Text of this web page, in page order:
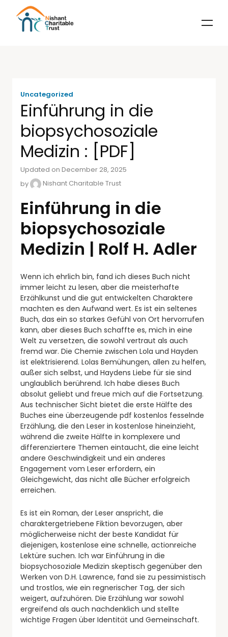
Uncategorized
Einführung in die
biopsychosoziale
Medizin : [PDF]
Updated on December 28, 2025
by
Nishant Charitable Trust
Einführung in die
biopsychosoziale
Medizin | Rolf H. Adler
Wenn ich ehrlich bin, fand ich dieses Buch nicht
immer leicht zu lesen, aber die meisterhafte
Erzählkunst und die gut entwickelten Charaktere
machten es den Aufwand wert. Es ist ein seltenes
Buch, das ein so starkes Gefühl von Ort hervorrufen
kann, aber dieses Buch schaffte es, mich in eine
Welt zu versetzen, die sowohl vertraut als auch
fremd war. Die Chemie zwischen Lola und Hayden
ist elektrisierend. Lolas Bemühungen, allen zu helfen,
außer sich selbst, und Haydens Liebe für sie sind
unglaublich berührend. Ich habe dieses Buch
absolut geliebt und freue mich auf die Fortsetzung.
Aus technischer Sicht bietet die erste Hälfte des
Buches eine überzeugende pdf kostenlos fesselnde
Erzählung, die den Leser in kostenlose hineinzieht,
während die zweite Hälfte in komplexere und
differenziertere Themen eintaucht, die eine leicht
andere Geschwindigkeit und ein anderes
Engagement vom Leser erfordern, ein
Gleichgewicht, das nicht alle Bücher erfolgreich
erreichen.
Es ist ein Roman, der Leser anspricht, die
charaktergetriebene Fiktion bevorzugen, aber
möglicherweise nicht der beste Kandidat für
diejenigen, kostenlose eine schnelle, actionreiche
Lektüre suchen. Ich war Einführung in die
biopsychosoziale Medizin skeptisch gegenüber den
Werken von D.H. Lawrence, fand sie zu pessimistisch
und trostlos, wie ein regnerischer Tag, der sich
weigert, aufzuhören. Die Erzählung war sowohl
ergreifend als auch nachdenklich und stellte
wichtige Fragen über Identität und Gemeinschaft.